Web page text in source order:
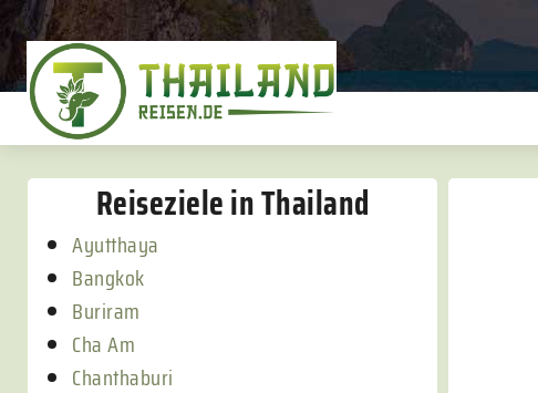
Reiseziele in Thailand
Ayutthaya
Bangkok
Buriram
Cha Am
Chanthaburi